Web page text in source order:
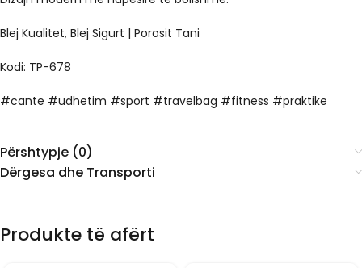
Blej Kualitet, Blej Sigurt | Porosit Tani
Kodi: TP-678
#cante #udhetim #sport #travelbag #fitness #praktike
Përshtypje (0)
Dërgesa dhe Transporti
Produkte të afërt